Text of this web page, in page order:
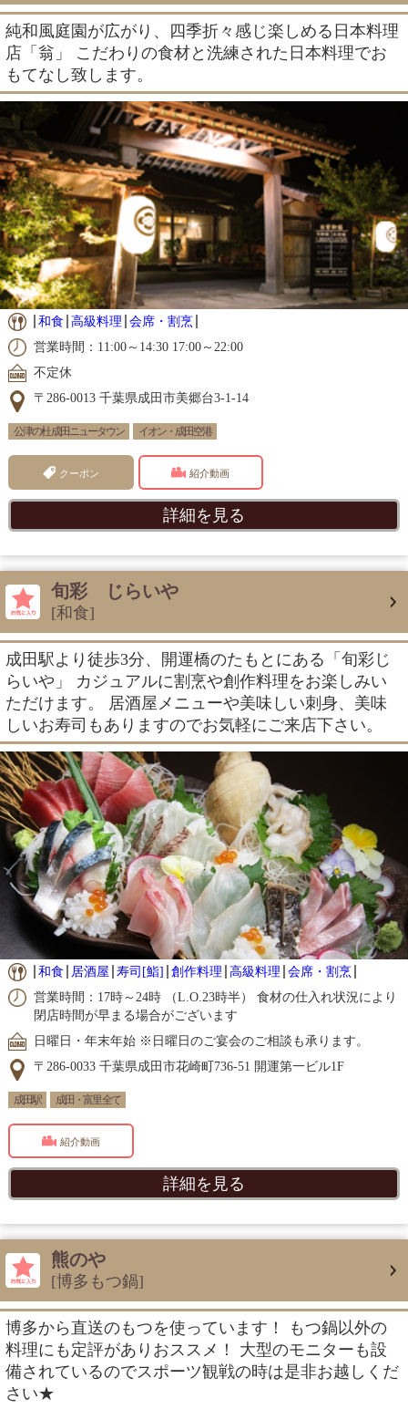
純和風庭園が広がり、四季折々感じ楽しめる日本料理
店「翁」 こだわりの食材と洗練された日本料理でお
もてなし致します。
和食 高級料理 会席・割烹
営業時間：11:00～14:30 17:00～22:00
不定休
〒286-0013 千葉県成田市美郷台3-1-14
公津の杜 成田ニュータウン イオン・成田空港
クーポン 紹介動画
詳細を見る
旬彩 じらいや
[和食]
成田駅より徒歩3分、開運橋のたもとにある「旬彩じ
らいや」 カジュアルに割烹や創作料理をお楽しみい
ただけます。 居酒屋メニューや美味しい刺身、美味
しいお寿司もありますのでお気軽にご来店下さい。
和食 居酒屋 寿司[鮨] 創作料理 高級料理 会席・割烹
営業時間：17時～24時 （L.O.23時半） 食材の仕入れ状況により
閉店時間が早まる場合がございます
日曜日・年末年始 ※日曜日のご宴会のご相談も承ります。
〒286-0033 千葉県成田市花崎町736-51 開運第一ビル1F
成田駅 成田・富里 全て
紹介動画
詳細を見る
熊のや
[博多もつ鍋]
博多から直送のもつを使っています！ もつ鍋以外の
料理にも定評がありおススメ！ 大型のモニターも設
備されているのでスポーツ観戦の時は是非お越しくだ
さい★